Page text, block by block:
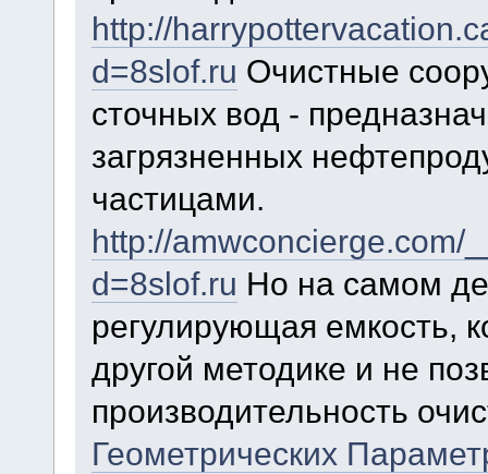
http://
d=8slof.ru Очистные
сточных вод -
загрязненных
частицами.
http://amwconcierge.com/
d=8slof.ru Но на самом
регулирующая емкость,
другой методике и не
производительность
Геометрических